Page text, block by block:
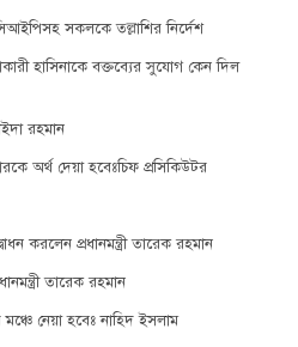
সকলকে তল্লাশির নির্দেশ
হাসিনাকে বক্তব্যের সুযোগ কেন দিল
রহমান
অর্থ দেয়া হবেঃচিফ প্রসিকিউটর
করলেন প্রধানমন্ত্রী তারেক রহমান
তারেক রহমান
নেয়া হবেঃ নাহিদ ইসলাম